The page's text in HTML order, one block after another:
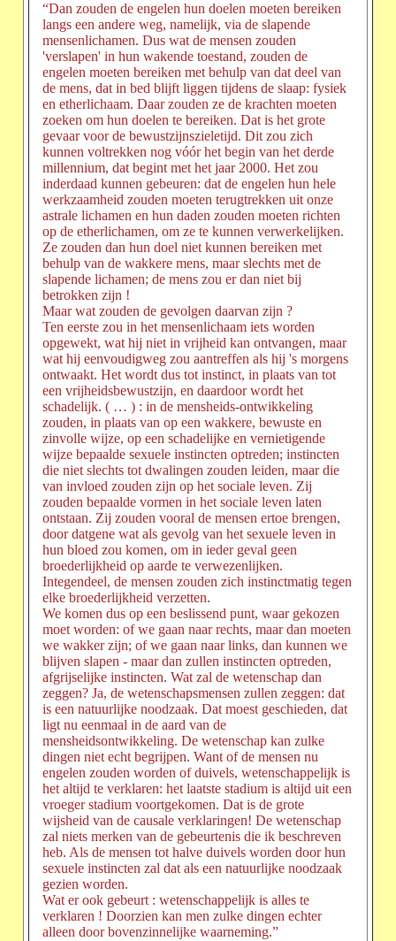
“Dan zouden de engelen hun doelen moeten bereiken
langs een andere weg, namelijk, via de slapende
mensenlichamen. Dus wat de mensen zouden
'verslapen' in hun wakende toestand, zouden de
engelen moeten bereiken met behulp van dat deel van
de mens, dat in bed blijft liggen tijdens de slaap: fysiek
en etherlichaam. Daar zouden ze de krachten moeten
zoeken om hun doelen te bereiken. Dat is het grote
gevaar voor de bewustzijnszieletijd. Dit zou zich
kunnen voltrekken nog vóór het begin van het derde
millennium, dat begint met het jaar 2000. Het zou
inderdaad kunnen gebeuren: dat de engelen hun hele
werkzaamheid zouden moeten terugtrekken uit onze
astrale lichamen en hun daden zouden moeten richten
op de etherlichamen, om ze te kunnen verwerkelijken.
Ze zouden dan hun doel niet kunnen bereiken met
behulp van de wakkere mens, maar slechts met de
slapende lichamen; de mens zou er dan niet bij
betrokken zijn !
Maar wat zouden de gevolgen daarvan zijn ?
Ten eerste zou in het mensenlichaam iets worden
opgewekt, wat hij niet in vrijheid kan ontvangen, maar
wat hij eenvoudigweg zou aantreffen als hij 's morgens
ontwaakt. Het wordt dus tot instinct, in plaats van tot
een vrijheidsbewustzijn, en daardoor wordt het
schadelijk. ( … ) : in de mensheids-ontwikkeling
zouden, in plaats van op een wakkere, bewuste en
zinvolle wijze, op een schadelijke en vernietigende
wijze bepaalde sexuele instincten optreden; instincten
die niet slechts tot dwalingen zouden leiden, maar die
van invloed zouden zijn op het sociale leven. Zij
zouden bepaalde vormen in het sociale leven laten
ontstaan. Zij zouden vooral de mensen ertoe brengen,
door datgene wat als gevolg van het sexuele leven in
hun bloed zou komen, om in ieder geval geen
broederlijkheid op aarde te verwezenlijken.
Integendeel, de mensen zouden zich instinctmatig tegen
elke broederlijkheid verzetten.
We komen dus op een beslissend punt, waar gekozen
moet worden: of we gaan naar rechts, maar dan moeten
we wakker zijn; of we gaan naar links, dan kunnen we
blijven slapen - maar dan zullen instincten optreden,
afgrijselijke instincten. Wat zal de wetenschap dan
zeggen? Ja, de wetenschapsmensen zullen zeggen: dat
is een natuurlijke noodzaak. Dat moest geschieden, dat
ligt nu eenmaal in de aard van de
mensheidsontwikkeling. De wetenschap kan zulke
dingen niet echt begrijpen. Want of de mensen nu
engelen zouden worden of duivels, wetenschappelijk is
het altijd te verklaren: het laatste stadium is altijd uit een
vroeger stadium voortgekomen. Dat is de grote
wijsheid van de causale verklaringen! De wetenschap
zal niets merken van de gebeurtenis die ik beschreven
heb. Als de mensen tot halve duivels worden door hun
sexuele instincten zal dat als een natuurlijke noodzaak
gezien worden.
Wat er ook gebeurt : wetenschappelijk is alles te
verklaren ! Doorzien kan men zulke dingen echter
alleen door bovenzinnelijke waarneming.”